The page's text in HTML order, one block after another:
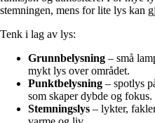
stemningen, mens for lite lys kan
Tenk i lag av lys:
Grunnbelysning – små
mykt lys over området.
Punktbelysning – spotlys
som skaper dybde og fokus.
Stemningslys – lykter,